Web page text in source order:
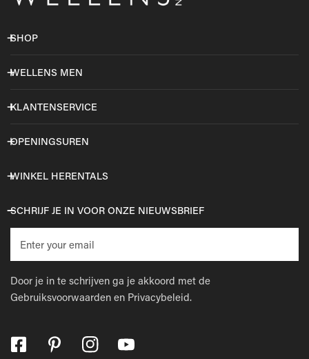
SHOP
WELLENS MEN
KLANTENSERVICE
OPENINGSUREN
WINKEL HERENTALS
SCHRIJF JE IN VOOR ONZE NIEUWSBRIEF
mail
Door je in te schrijven ga je akkoord met de
Gebruiksvoorwaarden en Privacybeleid.